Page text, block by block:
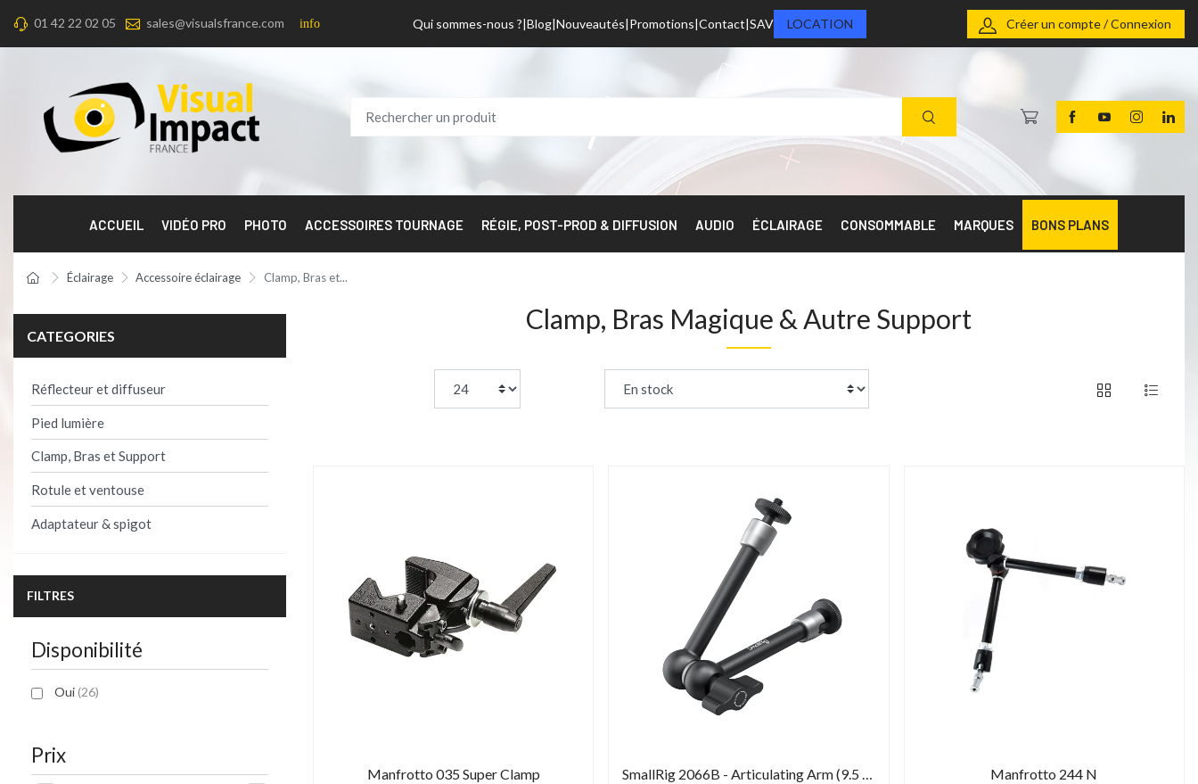
01 42 22 02 05 sales@visualsfrance.com info Qui sommes-nous ? Blog Nouveautés Promotions Contact SAV LOCATION Créer un compte / Connexion
ACCUEIL VIDÉO PRO PHOTO ACCESSOIRES TOURNAGE RÉGIE, POST-PROD & DIFFUSION AUDIO ÉCLAIRAGE CONSOMMABLE MARQUES BONS PLANS
Éclairage Accessoire éclairage Clamp, Bras et...
CATEGORIES
Réflecteur et diffuseur
Pied lumière
Clamp, Bras et Support
Rotule et ventouse
Adaptateur & spigot
FILTRES
Disponibilité
Oui(26)
Prix
Clamp, Bras Magique & Autre Support
Manfrotto 035 Super Clamp SmallRig 2066B - Articulating Arm (9.5 inches) Manfrotto 244 N